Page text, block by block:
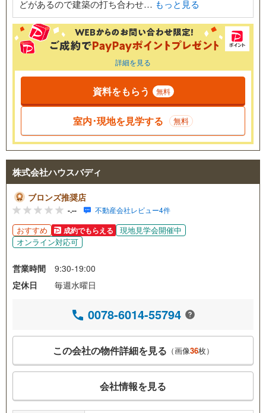
どがあるので建築の打ち合わせ… もっと見る
詳細を見る
資料をもらう 無料
室内･現地を見学する 無料
株式会社ハウスバディ
ブロンズ推奨店
-.-- 不動産会社レビュー4件
おすすめ 成約でもらえる
現地見学会開催中
オンライン対応可
営業時間
9:30-19:00
定休日
毎週水曜日
0078-6014-55794
この会社の物件詳細を見る （画像36枚）
会社情報を見る